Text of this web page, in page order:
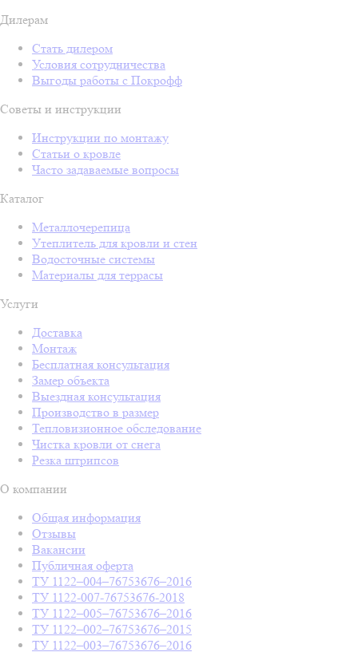
Дилерам
Стать дилером
Условия сотрудничества
Выгоды работы с Покрофф
Советы и инструкции
Инструкции по монтажу
Статьи о кровле
Часто задаваемые вопросы
Каталог
Металлочерепица
Утеплитель для кровли и стен
Водосточные системы
Материалы для террасы
Услуги
Доставка
Монтаж
Бесплатная консультация
Замер объекта
Выездная консультация
Производство в размер
Тепловизионное обследование
Чистка кровли от снега
Резка штрипсов
О компании
Общая информация
Отзывы
Вакансии
Публичная оферта
ТУ 1122–004–76753676–2016
ТУ 1122-007-76753676-2018
ТУ 1122–005–76753676–2016
ТУ 1122–002–76753676–2015
ТУ 1122–003–76753676–2016